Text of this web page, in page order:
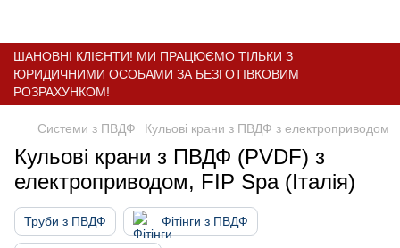
ШАНОВНІ КЛІЄНТИ! МИ ПРАЦЮЄМО ТІЛЬКИ З
ЮРИДИЧНИМИ ОСОБАМИ ЗА БЕЗГОТІВКОВИМ
РОЗРАХУНКОМ!
Системи з ПВДФ Кульові крани з ПВДФ з електроприводом
Кульові крани з ПВДФ (PVDF) з
електроприводом, FIP Spa (Італія)
Труби з ПВДФ Фітінги з ПВДФ